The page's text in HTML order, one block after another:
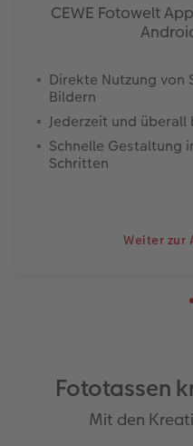
CEWE Fotowelt
Direkte Nutzung von
Bildern
Jederzeit und überall
Schnelle Gestaltung
Schritten
Weiter zur
Fototassen
Mit den